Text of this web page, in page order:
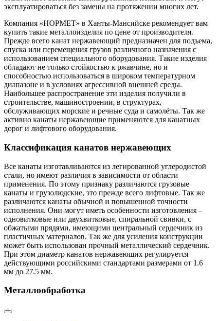
эксплуатироваться без замены на протяжении многих лет.
Компания «НОРМЕТ» в Ханты-Мансийске рекомендует вам
купить такие металлоизделия по цене от производителя.
Прежде всего канат нержавеющий предназначен для подъема,
спуска или перемещения грузов различного назначения с
использованием специального оборудования. Такие изделия
обладают не только стойкостью к ржавчине, но и
способностью использоваться в широком температурном
диапазоне и в условиях агрессивной внешней среды.
Наибольшее распространение эти изделия получили в
строительстве, машиностроении, в структурах,
обслуживающих морские и речные суда и самолёты. Так же
активно канаты нержавеющие применяются для канатных
дорог и лифтового оборудования.
Классификация канатов нержавеющих
Все канаты изготавливаются из легированной углеродистой
стали, но имеют различия в зависимости от области
применения. По этому признаку различаются грузовые
канаты и грузолюдские, это прежде всего лифтовые. Так же
различаются канаты обычной и повышенной точности
исполнения. Они могут иметь особенности изготовления –
одновитковые или двухвитковые, спиральной свивки, с
обжатыми прядями, имеющими центральный сердечник из
пластичных материалов. Так же для усиления конструкции
может быть использован прочный металлический сердечник.
При этом диаметр канатов нержавеющих регулируется
действующими российскими стандартами размерами от 1.6
мм до 27.5 мм.
Металлообработка